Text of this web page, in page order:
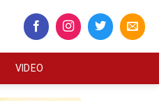
VIDEO